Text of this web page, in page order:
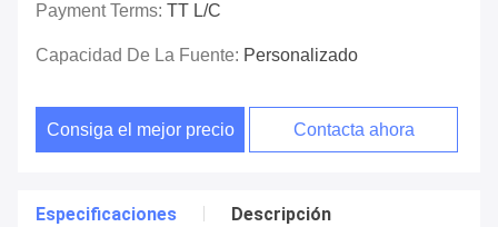
Payment Terms: TT L/C
Capacidad De La Fuente: Personalizado
Consiga el mejor precio Contacta ahora
Especificaciones Descripción